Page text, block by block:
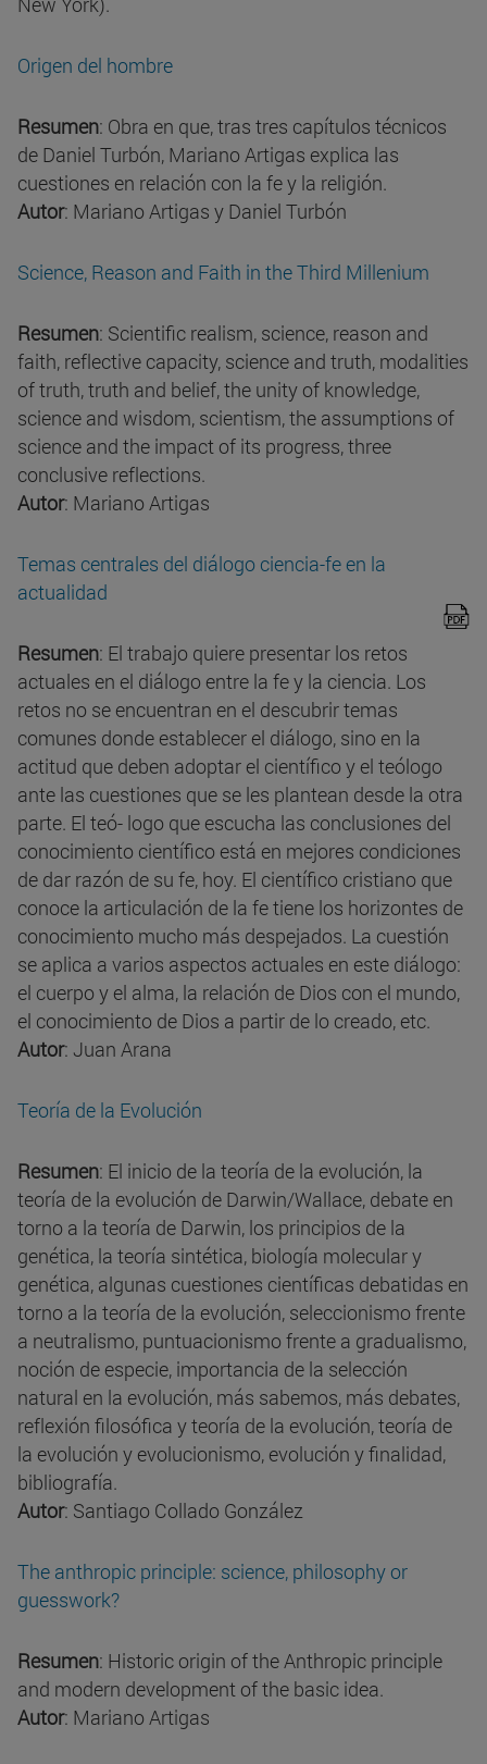
Origen del hombre
Resumen: Obra en que, tras tres capítulos técnicos
de Daniel Turbón, Mariano Artigas explica las
cuestiones en relación con la fe y la religión.
Autor: Mariano Artigas y Daniel Turbón
Science, Reason and Faith in the Third Millenium
Resumen: Scientific realism, science, reason and
faith, reflective capacity, science and truth, modalities
of truth, truth and belief, the unity of knowledge,
science and wisdom, scientism, the assumptions of
science and the impact of its progress, three
conclusive reflections.
Autor: Mariano Artigas
Temas centrales del diálogo ciencia-fe en la
actualidad
Resumen: El trabajo quiere presentar los retos
actuales en el diálogo entre la fe y la ciencia. Los
retos no se encuentran en el descubrir temas
comunes donde establecer el diálogo, sino en la
actitud que deben adoptar el científico y el teólogo
ante las cuestiones que se les plantean desde la otra
parte. El teó- logo que escucha las conclusiones del
conocimiento científico está en mejores condiciones
de dar razón de su fe, hoy. El científico cristiano que
conoce la articulación de la fe tiene los horizontes de
conocimiento mucho más despejados. La cuestión
se aplica a varios aspectos actuales en este diálogo:
el cuerpo y el alma, la relación de Dios con el mundo,
el conocimiento de Dios a partir de lo creado, etc.
Autor: Juan Arana
Teoría de la Evolución
Resumen: El inicio de la teoría de la evolución, la
teoría de la evolución de Darwin/Wallace, debate en
torno a la teoría de Darwin, los principios de la
genética, la teoría sintética, biología molecular y
genética, algunas cuestiones científicas debatidas en
torno a la teoría de la evolución, seleccionismo frente
a neutralismo, puntuacionismo frente a gradualismo,
noción de especie, importancia de la selección
natural en la evolución, más sabemos, más debates,
reflexión filosófica y teoría de la evolución, teoría de
la evolución y evolucionismo, evolución y finalidad,
bibliografía.
Autor: Santiago Collado González
The anthropic principle: science, philosophy or
guesswork?
Resumen: Historic origin of the Anthropic principle
and modern development of the basic idea.
Autor: Mariano Artigas